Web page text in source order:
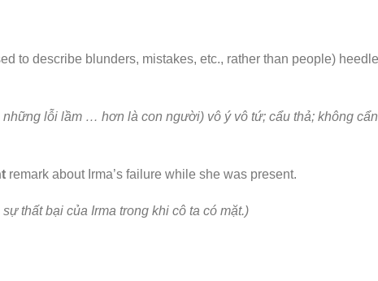
to describe blunders, mistakes, etc., rather than people)
lỗi lầm … hơn là con người) vô ý vô tứ; cẩu thả; không cẩn
remark about Irma’s failure while she was present.
thất bại của Irma trong khi cô ta có mặt.)